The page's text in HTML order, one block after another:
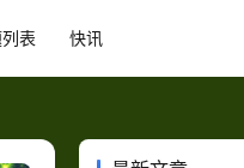
表 快讯